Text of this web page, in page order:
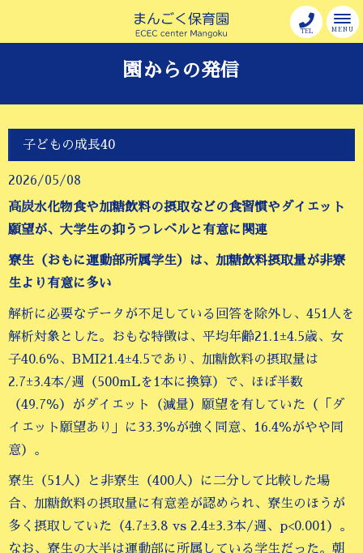
MENU
TEL
園からの発信
子どもの成長40
2026/05/08
高炭水化物食や加糖飲料の摂取などの食習慣やダイエット
願望が、大学生の抑うつレベルと有意に関連
寮生（おもに運動部所属学生）は、加糖飲料摂取量が非寮
生より有意に多い
解析に必要なデータが不足している回答を除外し、451人を
解析対象とした。おもな特徴は、平均年齢21.1±4.5歳、女
子40.6％、BMI21.4±4.5であり、加糖飲料の摂取量は
2.7±3.4本/週（500mLを1本に換算）で、ほぼ半数
（49.7％）がダイエット（減量）願望を有していた（「ダ
イエット願望あり」に33.3％が強く同意、16.4％がやや同
意）。
寮生（51人）と非寮生（400人）に二分して比較した場
合、加糖飲料の摂取量に有意差が認められ、寮生のほうが
多く摂取していた（4.7±3.8 vs 2.4±3.3本/週、p<0.001）。
なお、寮生の大半は運動部に所属している学生だった。朝